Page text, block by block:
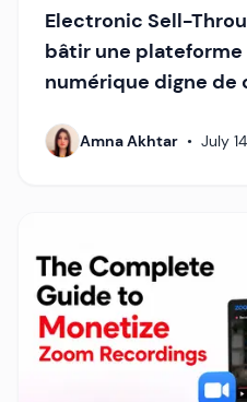
Electronic Sell-
bâtir une
numérique digne de
Amna Akhtar • July